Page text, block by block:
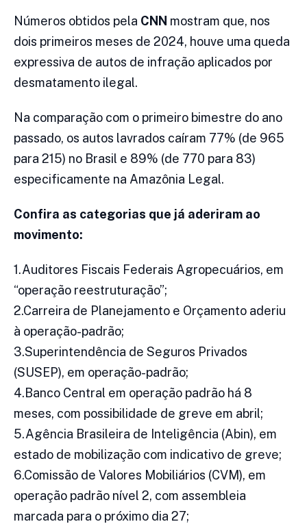
Números obtidos pela CNN mostram que, nos
dois primeiros meses de 2024, houve uma queda
expressiva de autos de infração aplicados por
desmatamento ilegal.
Na comparação com o primeiro bimestre do ano
passado, os autos lavrados caíram 77% (de 965
para 215) no Brasil e 89% (de 770 para 83)
especificamente na Amazônia Legal.
Confira as categorias que já aderiram ao
movimento:
1.Auditores Fiscais Federais Agropecuários, em
“operação reestruturação”;
2.Carreira de Planejamento e Orçamento aderiu
à operação-padrão;
3.Superintendência de Seguros Privados
(SUSEP), em operação-padrão;
4.Banco Central em operação padrão há 8
meses, com possibilidade de greve em abril;
5.Agência Brasileira de Inteligência (Abin), em
estado de mobilização com indicativo de greve;
6.Comissão de Valores Mobiliários (CVM), em
operação padrão nível 2, com assembleia
marcada para o próximo dia 27;